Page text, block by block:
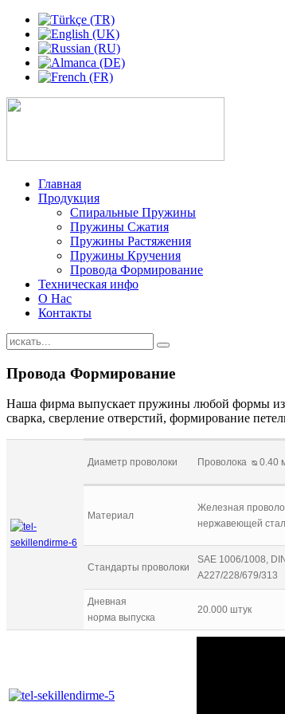
Главная
Продукция
Спиральные Пружины
Пружины Сжатия
Пружины Растяжения
Пружины Кручения
Провода Формирование
Техническая инфо
О Нас
Контакты
Провода Формирование
Наша фирма выпускает пружины любой формы из
сварка, сверление отверстий, формирование
Диаметр проволоки Проволока ᴓ 0.40
Материал
Железная
нержавеющей
Стандарты проволоки
SAE 1006/1008,
A227/228/679/313
Дневная
норма выпуска
20.000 штук